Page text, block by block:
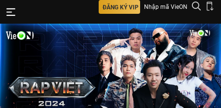
ĐĂNG KÝ VIP Nhập mã VieON